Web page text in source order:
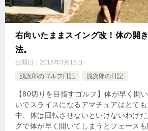
右向いたままスイング改！体の開
法。
公開日： 2018年3月15日
浅次郎のゴルフ日記
浅次郎の日記
【80切りを目指すゴルフ】体が早く開
いでスライスになるアマチュアはとて
中、体は回転させないといけないわけ
グで体が早く開いてしまうとフェース